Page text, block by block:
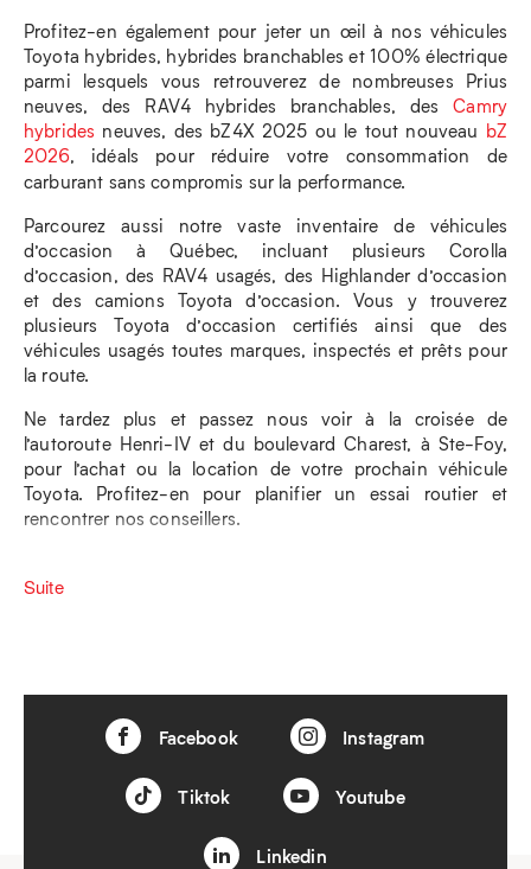
Profitez-en également pour jeter un œil à nos véhicules
Toyota hybrides, hybrides branchables et 100% électrique
parmi lesquels vous retrouverez de nombreuses Prius
neuves, des RAV4 hybrides branchables, desCamry
hybrides neuves, des bZ4X 2025 ou le tout nouveau bZ
2026, idéals pour réduire votre consommation de
carburant sans compromis sur la performance.
Parcourez aussi notre vaste inventaire de véhicules
d’occasion à Québec, incluant plusieurs Corolla
d’occasion, des RAV4 usagés, des Highlander d’occasion
et des camions Toyota d’occasion. Vous y trouverez
plusieurs Toyota d’occasion certifiés ainsi que des
véhicules usagés toutes marques, inspectés et prêts pour
la route.
Ne tardez plus et passez nous voir à la croisée de
l’autoroute Henri-IV et du boulevard Charest, à Ste-Foy,
pour l’achat ou la location de votre prochain véhicule
Toyota. Profitez-en pour planifier un essai routier et
rencontrer nos conseillers.
Suite
Facebook Instagram
Tiktok Youtube
Linkedin